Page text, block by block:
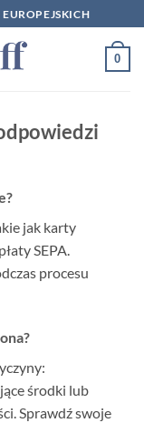
0
jak karty
SEPA.
procesu
środki lub
Sprawdź swoje